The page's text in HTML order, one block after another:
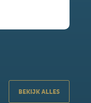
BEKIJK ALLES